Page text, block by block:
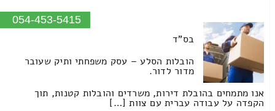
054-453-5415
בס"ד
הובלות הסלע – עסק משפחתי ותיק שעובר
מדור לדור.
אנו מתמחים בהובלת דירות, משרדים והובלות קטנות, תוך
הקפדה על עבודה עברית עם צוות […]